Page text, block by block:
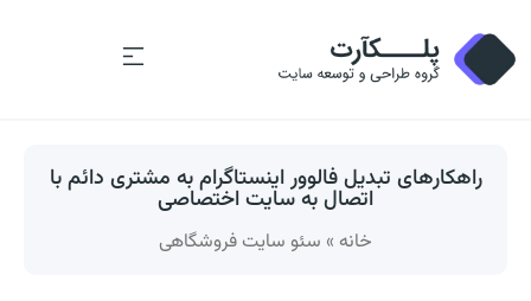
راهکارهای تبدیل فالوور اینستاگرام به مشتری دائم با
اتصال به سایت اختصاصی
خانه » سئو سایت فروشگاهی